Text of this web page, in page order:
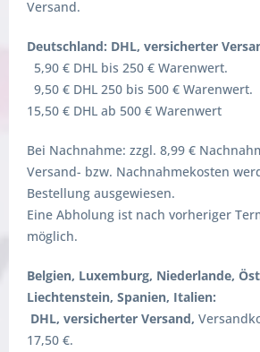
Versand.
Deutschland: DHL, versicherter
5,90 € DHL bis 250 € Warenwert.
9,50 € DHL 250 bis 500 € Warenwert.
15,50 € DHL ab 500 € Warenwert
Bei Nachnahme: zzgl. 8,99 €
Versand- bzw. Nachnahmekosten
Bestellung ausgewiesen.
Eine Abholung ist nach vorheriger
möglich.
Belgien, Luxemburg, Niederlande,
Liechtenstein, Spanien, Italien:
DHL, versicherter Versand,
17,50 €.